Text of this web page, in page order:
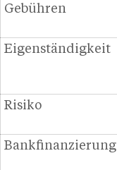
Gebühren
Eigenständigkeit
Risiko
Bankfinanzierung